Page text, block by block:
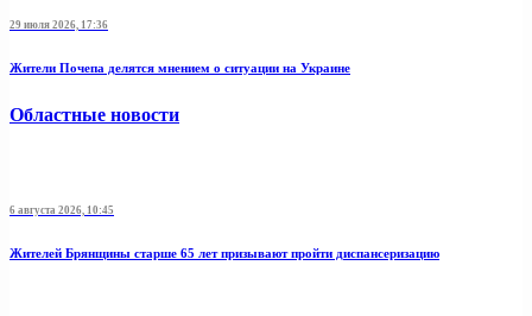
29 июля 2026, 17:36
Жители Почепа делятся мнением о ситуации на Украине
Областные новости
6 августа 2026, 10:45
Жителей Брянщины старше 65 лет призывают пройти диспансеризацию